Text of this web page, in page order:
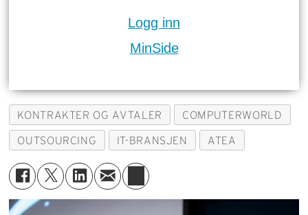
Logg inn
MinSide
KONTRAKTER OG AVTALER COMPUTERWORLD
OUTSOURCING IT-BRANSJEN ATEA